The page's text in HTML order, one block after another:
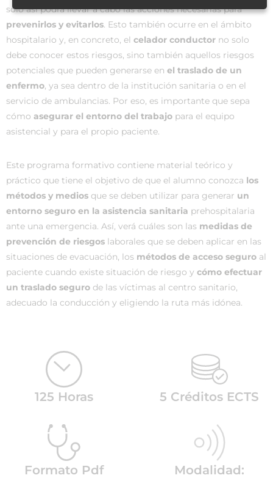
solo así podrá llevar a cabo las acciones necesarias para
prevenirlos y evitarlos. Esto también ocurre en el ámbito
hospitalario y, en concreto, el celador conductor no solo
debe conocer estos riesgos, sino también aquellos riesgos
potenciales que pueden generarse en el traslado de un
enfermo, ya sea dentro de la institución sanitaria o en el
servicio de ambulancias. Por eso, es importante que sepa
cómo asegurar el entorno del trabajo para el equipo
asistencial y para el propio paciente.
Este programa formativo contiene material teórico y
práctico que tiene el objetivo de que el alumno conozca los
métodos y medios que se deben utilizar para generar un
entorno seguro en la asistencia sanitaria prehospitalaria
ante una emergencia. Así, verá cuáles son las medidas de
prevención de riesgos laborales que se deben aplicar en las
situaciones de evacuación, los métodos de acceso seguro al
paciente cuando existe situación de riesgo y cómo efectuar
un traslado seguro de las víctimas al centro sanitario,
adecuado la conducción y eligiendo la ruta más idónea.
125 Horas 5 Créditos ECTS
Formato Pdf
Modalidad: